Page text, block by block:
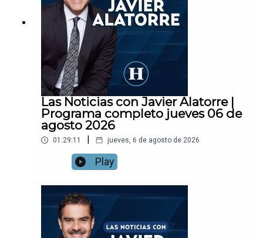
Las Noticias con Javier Alatorre |
Programa completo jueves 06 de
agosto 2026
01:29:11 jueves, 6 de agosto de 2026
Play